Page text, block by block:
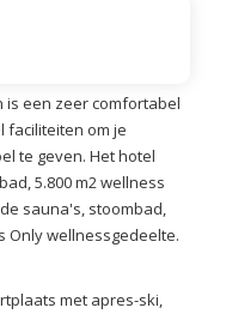
is een zeer comfortabel
faciliteiten om je
te geven. Het hotel
5.800 m2 wellness
sauna's, stoombad,
Only wellnessgedeelte.
met apres-ski,